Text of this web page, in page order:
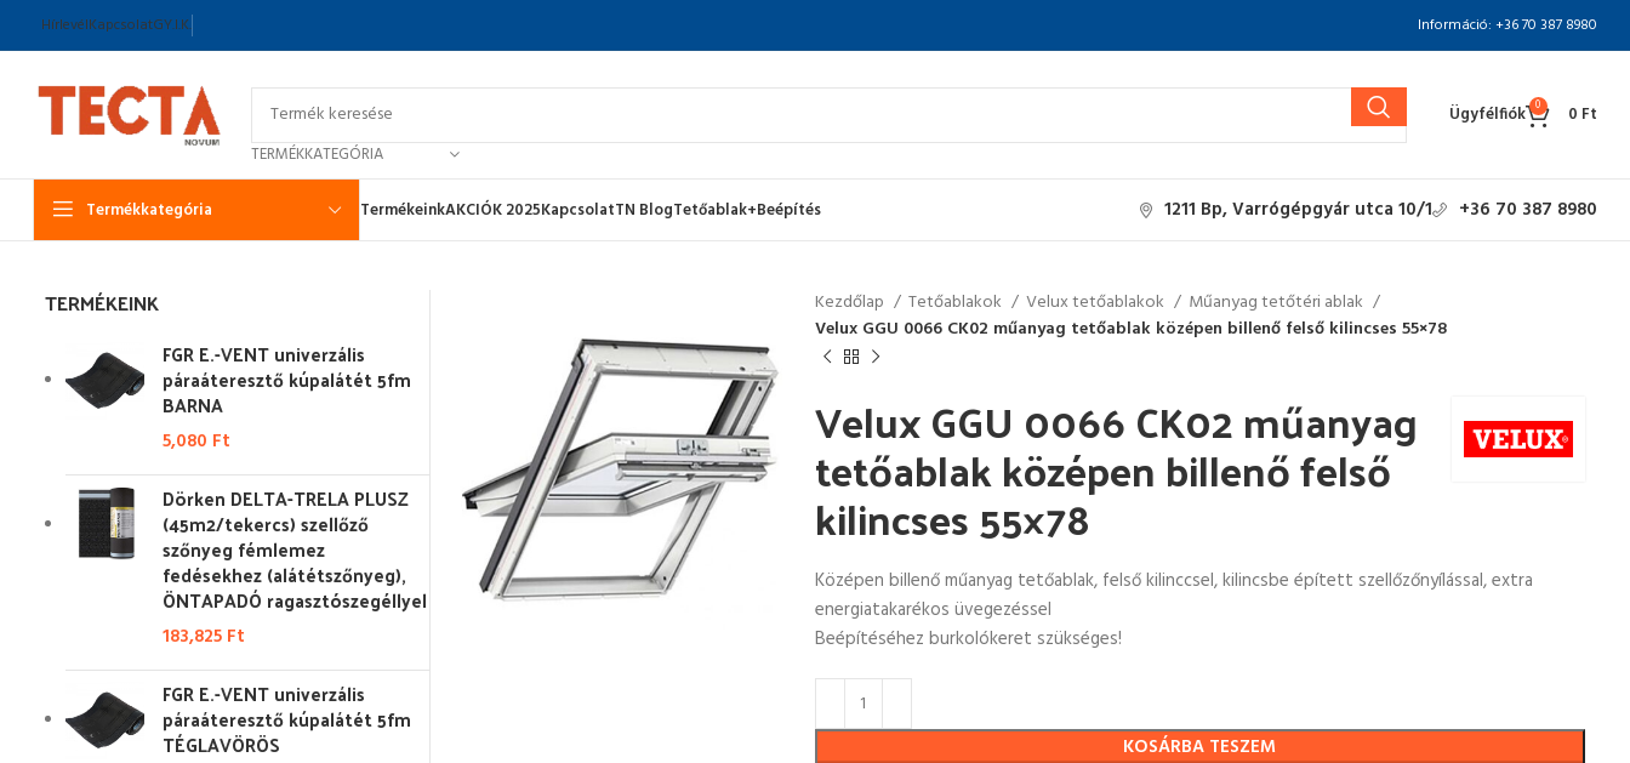
HírlevélKapcsolatGY.I.K. Információ: +36 70 387 8980
TERMÉKKATEGÓRIA
Ügyfélfiók 0 0 Ft
Termékkategória TermékeinkAKCIÓK 2025KapcsolatTN BlogTetőablak+Beépítés 1211 Bp, Varrógépgyár utca 10/1 +36 70 387 8980
Kezdőlap Tetőablakok Velux tetőablakok
Műanyag tetőtéri ablak
Velux GGU 0066 CK02 műanyag tetőablak középen billenő felső kilincses 55×78
Velux GGU 0066 CK02 műanyag
tetőablak középen billenő felső
kilincses 55×78
Középen billenő műanyag tetőablak, felső kilinccsel, kilincsbe épített szellőzőnyílással, extra
energiatakarékos üvegezéssel
Beépítéséhez burkolókeret szükséges!
KOSÁRBA TESZEM
TERMÉKEINK
FGR E.-VENT univerzális
páraáteresztő kúpalátét 5fm
BARNA
5,080 Ft
Dörken DELTA-TRELA PLUSZ
(45m2/tekercs) szellőző
szőnyeg fémlemez
fedésekhez (alátétszőnyeg),
ÖNTAPADÓ ragasztószegéllyel
183,825 Ft
FGR E.-VENT univerzális
páraáteresztő kúpalátét 5fm
TÉGLAVÖRÖS